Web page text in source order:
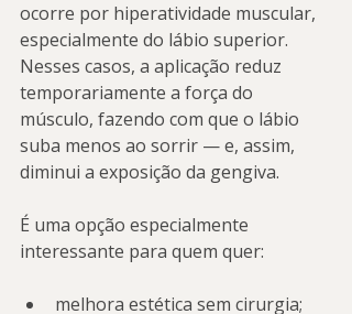
ocorre por hiperatividade muscular,
especialmente do lábio superior.
Nesses casos, a aplicação reduz
temporariamente a força do
músculo, fazendo com que o lábio
suba menos ao sorrir — e, assim,
diminui a exposição da gengiva.
É uma opção especialmente
interessante para quem quer:
melhora estética sem cirurgia;